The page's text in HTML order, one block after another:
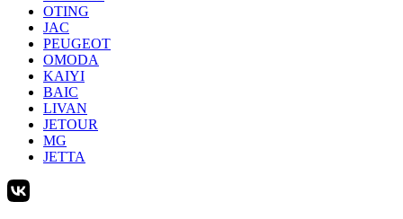
OTING
JAC
PEUGEOT
OMODA
KAIYI
BAIC
LIVAN
JETOUR
MG
JETTA